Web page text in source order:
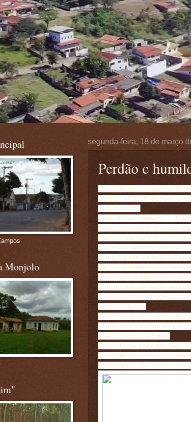
segunda-feira, 18 de março
Perdão e
"Deus nunca se cansa de
perdão. Mas ele nunca se
pedir perdão"
Com essas palavras o
Pedro que ficou tomada
alemãs, etc davam um
E o Papa acertou em cheio
sempre pedir perdão. E
Os caminhos de Jesus nos
um mundo melhor, mas para
Principalmente neste
amor fraterno. Devemos
obras de Deus.
Vemos nos noticiários
crimes das mais variadas
e pedir perdão a Deus.
Nosso Papa francisco, em
tem conserto, mas nós
persistência nos
Monjolo